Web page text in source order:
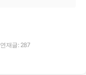
연재글: 287